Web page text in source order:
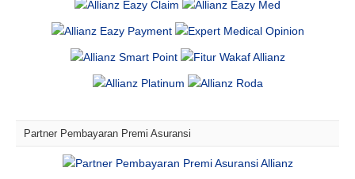
Partner Pembayaran Premi Asuransi